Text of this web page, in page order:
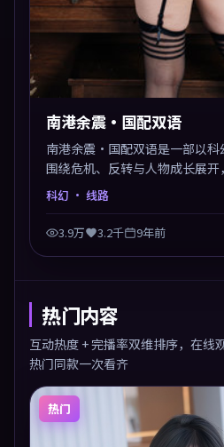
南港余震·国配双语
南港余震·国配双语是一部以科
围绕危机、反转与人物成长展
推荐观看。
科幻 · 线路
3.9万 3.2千 9年前
热门内容
互动热度 + 完播率双维排序，在线
热门同款一次看齐
热门